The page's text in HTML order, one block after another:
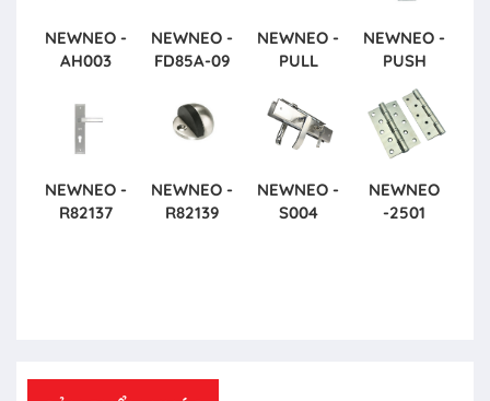
NEWNEO -
AH003
NEWNEO -
FD85A-09
NEWNEO -
PULL
NEWNEO -
PUSH
NEWNEO -
R82137
NEWNEO -
R82139
NEWNEO -
S004
NEWNEO
-2501